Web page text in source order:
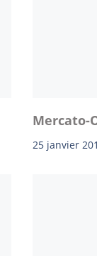
Mercato-
25 janvier